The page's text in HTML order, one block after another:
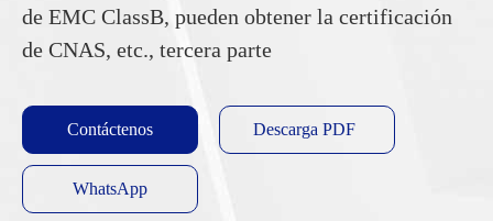
de EMC ClassB, pueden obtener la certificación
de CNAS, etc., tercera parte
Contáctenos Descarga PDF
WhatsApp